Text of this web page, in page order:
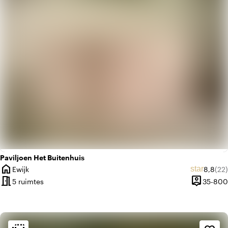
Paviljoen Het Buitenhuis
home
Plaats
Ewijk star8,8(22)
meeting_room5 ruimtes person_pin35-800